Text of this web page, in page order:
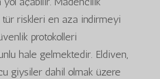
riskleri en aza indirmeyi
protokolleri
hale gelmektedir. Eldiven,
giysiler dahil olmak üzere